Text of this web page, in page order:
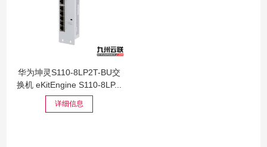
华为坤灵S110-8LP2T-BU交
换机 eKitEngine S110-8LP...
详细信息